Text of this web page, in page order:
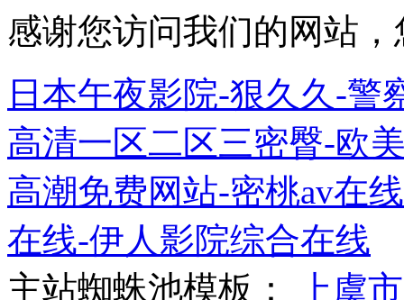
感谢您访问我们的网站
日本午夜影院-狠久久-警
高清一区二区三密臀-欧
高潮免费网站-密桃av在
在线-伊人影院综合在线
主站蜘蛛池模板：
上虞市